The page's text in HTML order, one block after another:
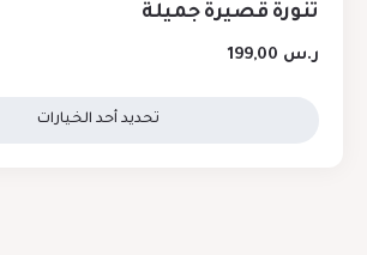
تنورة قصيرة جميلة
ر.س
تحديد أحد الخيارات